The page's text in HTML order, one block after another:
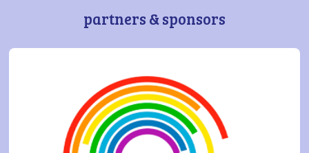
partners & sponsors